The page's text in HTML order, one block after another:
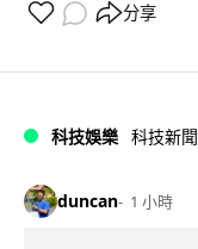
分享
科技娛樂 科技新聞
duncan 1 小時